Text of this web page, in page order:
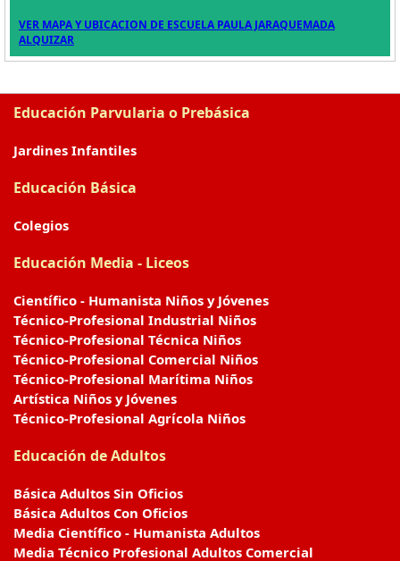
VER MAPA Y UBICACION DE ESCUELA PAULA JARAQUEMADA
ALQUIZAR
Educación Parvularia o Prebásica
Jardines Infantiles
Educación Básica
Colegios
Educación Media - Liceos
Científico - Humanista Niños y Jóvenes
Técnico-Profesional Industrial Niños
Técnico-Profesional Técnica Niños
Técnico-Profesional Comercial Niños
Técnico-Profesional Marítima Niños
Artística Niños y Jóvenes
Técnico-Profesional Agrícola Niños
Educación de Adultos
Básica Adultos Sin Oficios
Básica Adultos Con Oficios
Media Científico - Humanista Adultos
Media Técnico Profesional Adultos Comercial